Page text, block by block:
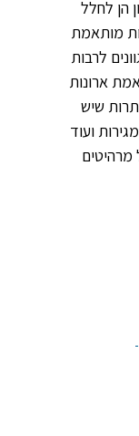
הן לחלל
מותאמת
לרבות
ארונות
שיש
ועוד
מרהיטים